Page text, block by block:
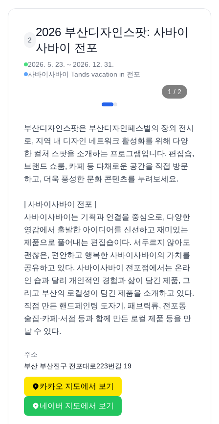
2
2026 부산디자인스팟: 사바이
사바이 전포
2026. 5. 23. ~ 2026. 12. 31.
사바이사바이 Tands vacation in 전포
1 / 2
부산디자인스팟은 부산디자인페스벌의 장외 전시
로, 지역 내 디자인 네트워크 활성화를 위해 다양
한 컬처 스팟을 소개하는 프로그램입니다. 편집숍,
브랜드 쇼룸, 카페 등 다채로운 공간을 직접 방문
하고, 더욱 풍성한 문화 콘텐츠를 누려보세요.
| 사바이사바이 전포 |
사바이사바이는 기획과 연결을 중심으로, 다양한
영감에서 출발한 아이디어를 신선하고 재미있는
제품으로 풀어내는 편집숍이다. 서두르지 않아도
괜찮은, 편안하고 행복한 사바이사바이의 가치를
공유하고 있다. 사바이사바이 전포점에서는 온라
인 숍과 달리 개인적인 경험과 삶이 담긴 제품, 그
리고 부산의 로컬성이 담긴 제품을 소개하고 있다.
직접 만든 핸드페인팅 도자기, 패브릭류, 전포동
술집·카페·서점 등과 함께 만든 로컬 제품 등을 만
날 수 있다.
주소
부산 부산진구 전포대로223번길 19
카카오 지도에서 보기
네이버 지도에서 보기